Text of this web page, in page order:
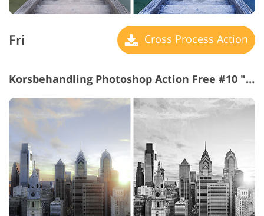
Fri Cross Process Action
Korsbehandling Photoshop Action Free #10 "B&W"